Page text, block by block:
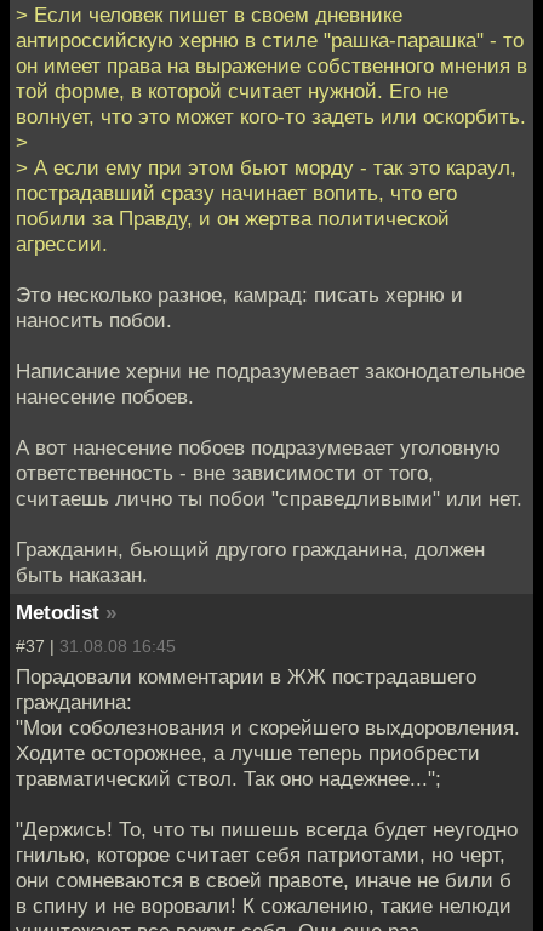
> Если человек пишет в своем дневнике
антироссийскую херню в стиле "рашка-парашка" - то
он имеет права на выражение собственного мнения в
той форме, в которой считает нужной. Его не
волнует, что это может кого-то задеть или оскорбить.
>
> А если ему при этом бьют морду - так это караул,
пострадавший сразу начинает вопить, что его
побили за Правду, и он жертва политической
агрессии.
Это несколько разное, камрад: писать херню и
наносить побои.
Написание херни не подразумевает законодательное
нанесение побоев.
А вот нанесение побоев подразумевает уголовную
ответственность - вне зависимости от того,
считаешь лично ты побои "справедливыми" или нет.
Гражданин, бьющий другого гражданина, должен
быть наказан.
Metodist »
#37 | 31.08.08 16:45
Порадовали комментарии в ЖЖ пострадавшего
гражданина:
"Мои соболезнования и скорейшего выхдоровления.
Ходите осторожнее, а лучше теперь приобрести
травматический ствол. Так оно надежнее...";
"Держись! То, что ты пишешь всегда будет неугодно
гнилью, которое считает себя патриотами, но черт,
они сомневаются в своей правоте, иначе не били б
в спину и не воровали! К сожалению, такие нелюди